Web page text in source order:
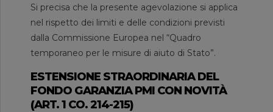
Si precisa che la presente agevolazione si applica
nel rispetto dei limiti e delle condizioni previsti
dalla Commissione Europea nel “Quadro
temporaneo per le misure di aiuto di Stato”.
ESTENSIONE STRAORDINARIA DEL
FONDO GARANZIA PMI CON NOVITÀ
(ART. 1 CO. 214-215)